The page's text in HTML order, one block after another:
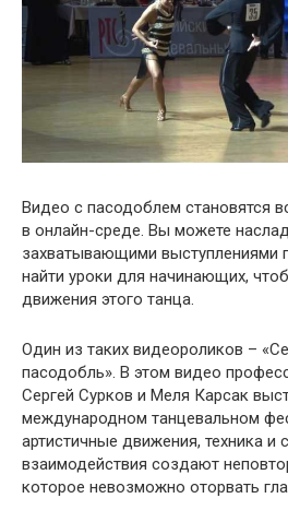
Видео с пасодоблем становятся
в онлайн-среде. Вы можете
захватывающими выступлениями
найти уроки для начинающих,
движения этого танца.
Один из таких видеороликов –
пасодобль». В этом видео
Сергей Сурков и Меля Карсак
международном танцевальном
артистичные движения, техника и
взаимодействия создают
которое невозможно оторвать